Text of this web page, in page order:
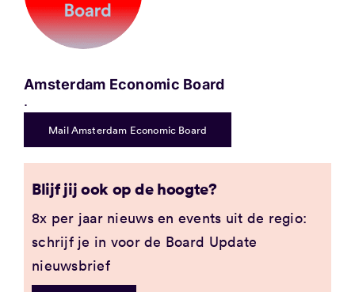
Amsterdam Economic Board
.
Mail Amsterdam Economic Board
Blijf jij ook op de hoogte?
8x per jaar nieuws en events uit de regio:
schrijf je in voor de Board Update
nieuwsbrief